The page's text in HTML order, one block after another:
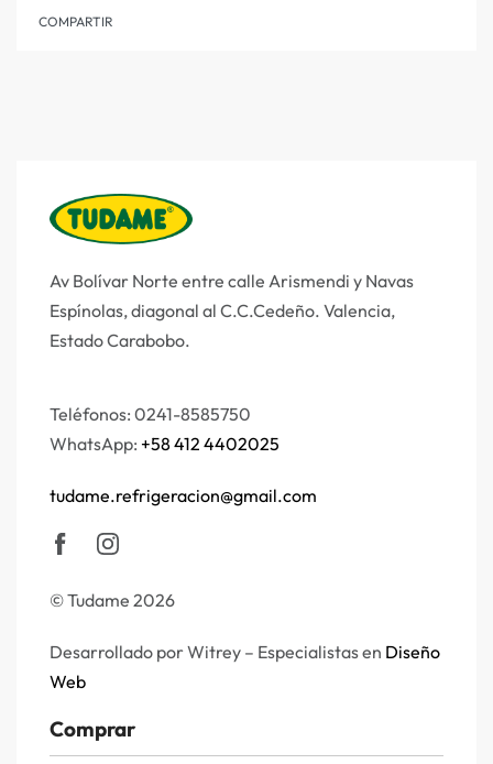
COMPARTIR
Av Bolívar Norte entre calle Arismendi y Navas
Espínolas, diagonal al C.C.Cedeño. Valencia,
Estado Carabobo.
Teléfonos: 0241-8585750
WhatsApp: +58 412 4402025
tudame.refrigeracion@gmail.com
© Tudame 2026
Desarrollado por Witrey – Especialistas en Diseño
Web
Comprar